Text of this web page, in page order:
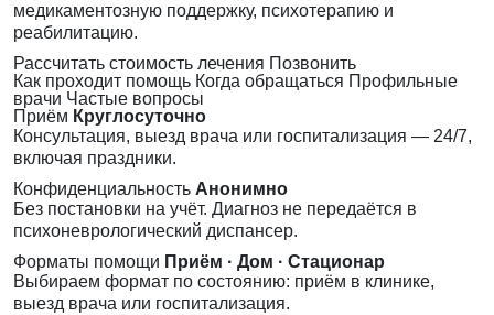
медикаментозную поддержку, психотерапию и
реабилитацию.
Рассчитать стоимость лечения Позвонить
Как проходит помощь Когда обращаться Профильные
врачи Частые вопросы
Приём Круглосуточно
Консультация, выезд врача или госпитализация — 24/7,
включая праздники.
Конфиденциальность Анонимно
Без постановки на учёт. Диагноз не передаётся в
психоневрологический диспансер.
Форматы помощи Приём · Дом · Стационар
Выбираем формат по состоянию: приём в клинике,
выезд врача или госпитализация.